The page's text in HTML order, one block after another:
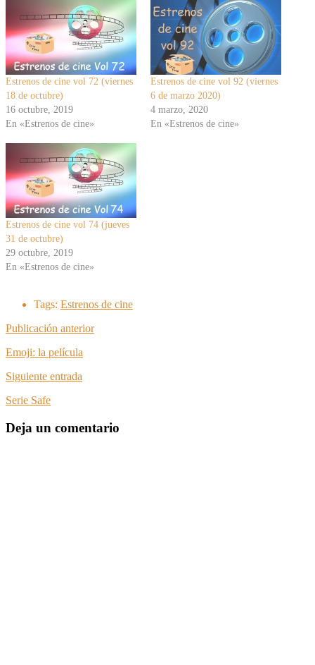
Estrenos de cine vol 72 (viernes
18 de octubre)
16 octubre, 2019
En «Estrenos de cine»
Estrenos de cine vol 92 (viernes
6 de marzo 2020)
4 marzo, 2020
En «Estrenos de cine»
Estrenos de cine vol 74 (jueves
31 de octubre)
29 octubre, 2019
En «Estrenos de cine»
Tags: Estrenos de cine
Publicación anterior
Emoji: la película
Siguiente entrada
Serie Safe
Deja un comentario